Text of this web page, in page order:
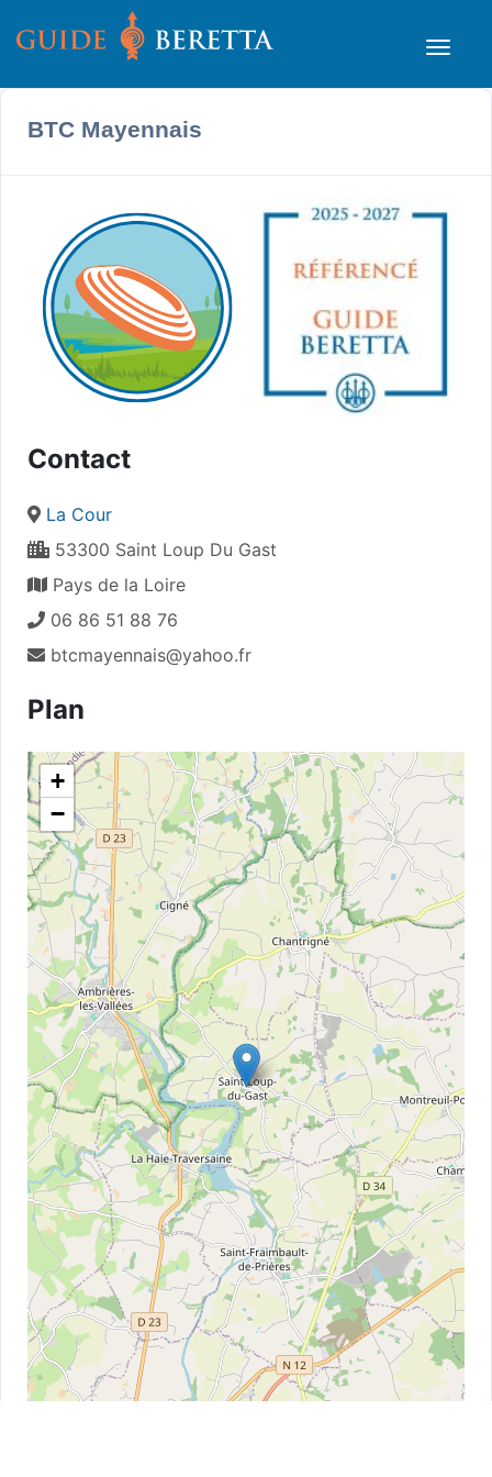
BTC Mayennais
Contact
La Cour
53300 Saint Loup Du Gast
Pays de la Loire
06 86 51 88 76
btcmayennais@yahoo.fr
Plan
+
−